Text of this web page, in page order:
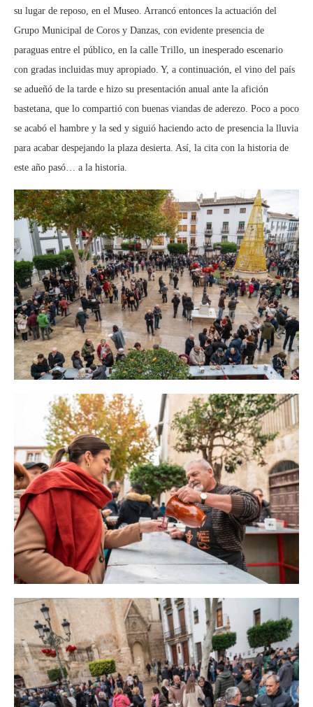
su lugar de reposo, en el Museo. Arrancó entonces la actuación del
Grupo Municipal de Coros y Danzas, con evidente presencia de
paraguas entre el público, en la calle Trillo, un inesperado escenario
con gradas incluidas muy apropiado. Y, a continuación, el vino del país
se adueñó de la tarde e hizo su presentación anual ante la afición
bastetana, que lo compartió con buenas viandas de aderezo. Poco a poco
se acabó el hambre y la sed y siguió haciendo acto de presencia la lluvia
para acabar despejando la plaza desierta. Así, la cita con la historia de
este año pasó… a la historia.